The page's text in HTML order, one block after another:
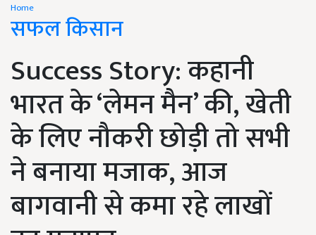
Home
सफल किसान
Success Story: कहानी
भारत के ‘लेमन मैन’ की, खेती
के लिए नौकरी छोड़ी तो सभी
ने बनाया मजाक, आज
बागवानी से कमा रहे लाखों